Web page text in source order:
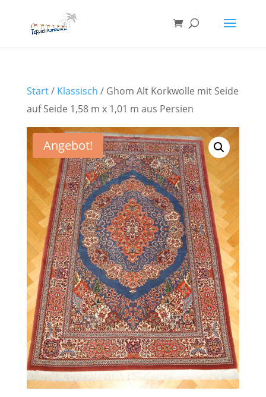
Start/ Klassisch / Ghom Alt Korkwolle mit Seide
auf Seide 1,58 m x 1,01 m aus Persien
Angebot!